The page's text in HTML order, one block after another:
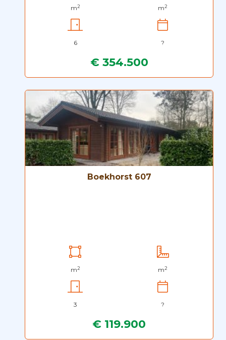
m2 m2
6 ?
€ 354.500
Boekhorst 607
m2 m2
3 ?
€ 119.900